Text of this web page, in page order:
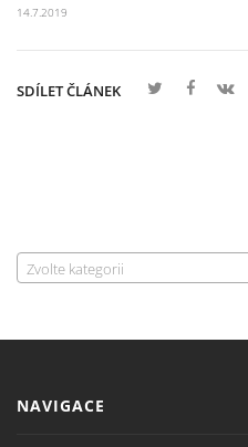
14.7.2019
SDÍLET ČLÁNEK
Zvolte kategorii
NAVIGACE